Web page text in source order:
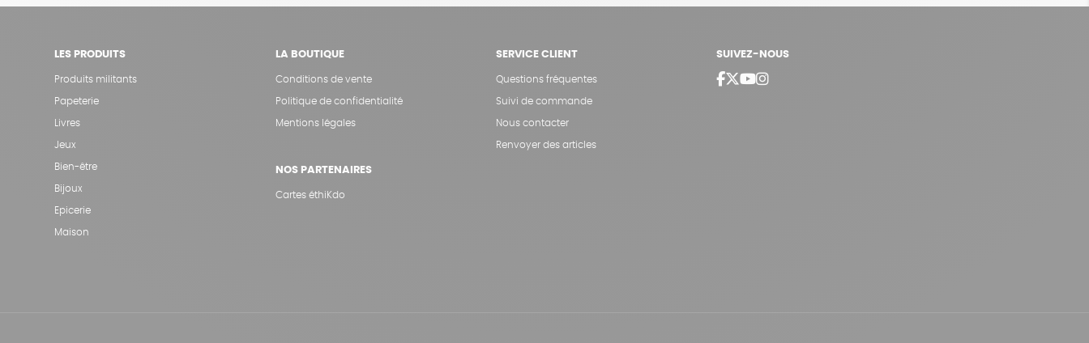
LES PRODUITS
Produits militants
Papeterie
Livres
Jeux
Bien-être
Bijoux
Epicerie
Maison
LA BOUTIQUE
Conditions de vente
Politique de confidentialité
Mentions légales
NOS PARTENAIRES
Cartes éthiKdo
SERVICE CLIENT
Questions fréquentes
Suivi de commande
Nous contacter
Renvoyer des articles
SUIVEZ-NOUS